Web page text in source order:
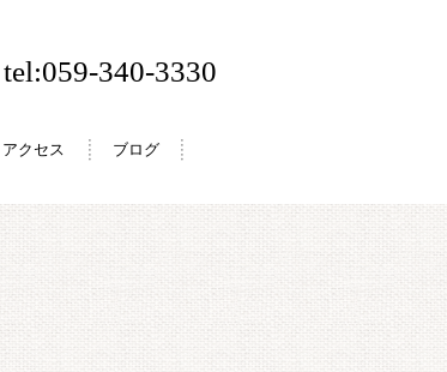
アクセス ブログ
tel:059-340-3330